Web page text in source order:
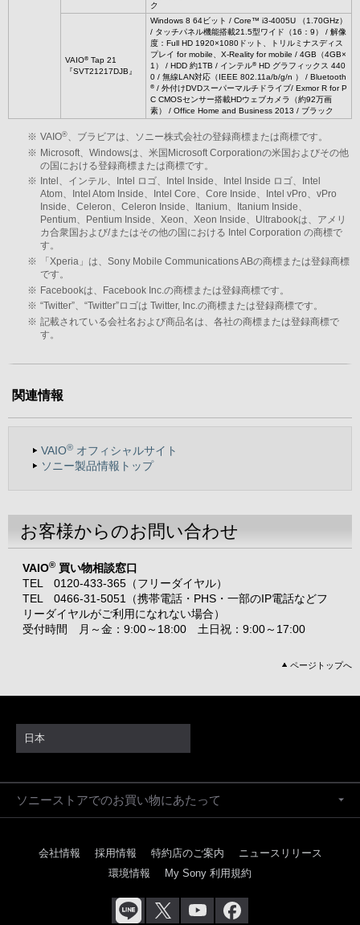
ク
VAIO® Tap 21
『SVT21217DJB』
Windows 8 64ビット / Core™ i3-4005U （1.70GHz）
/ タッチパネル機能搭載21.5型ワイド（16：9） / 解像
度：Full HD 1920×1080ドット、トリルミナスディス
プレイ for mobile、X-Reality for mobile / 4GB（4GB×
1） / HDD 約1TB / インテル® HD グラフィックス 440
0 / 無線LAN対応（IEEE 802.11a/b/g/n ） / Bluetooth
® / 外付けDVDスーパーマルチドライブ/ Exmor R for P
C CMOSセンサー搭載HDウェブカメラ（約92万画
素） / Office Home and Business 2013 / ブラック
※ VAIO®、ブラビアは、ソニー株式会社の登録商標または商標です。
※ Microsoft、Windowsは、米国Microsoft Corporationの米国およびその他
の国における登録商標または商標です。
※ Intel、インテル、Intel ロゴ、Intel Inside、Intel Inside ロゴ、Intel
Atom、Intel Atom Inside、Intel Core、Core Inside、Intel vPro、vPro
Inside、Celeron、Celeron Inside、Itanium、Itanium Inside、
Pentium、Pentium Inside、Xeon、Xeon Inside、Ultrabookは、アメリ
カ合衆国および/またはその他の国における Intel Corporation の商標で
す。
※
「Xperia」は、Sony Mobile Communications ABの商標または登録商標
です。
※ Facebookは、Facebook Inc.の商標または登録商標です。
※ “Twitter”、“Twitter”ロゴは Twitter, Inc.の商標または登録商標です。
※ 記載されている会社名および商品名は、各社の商標または登録商標で
す。
関連情報
VAIO® オフィシャルサイト
ソニー製品情報トップ
お客様からのお問い合わせ
VAIO® 買い物相談窓口
TEL 0120-433-365（フリーダイヤル）
TEL 0466-31-5051（携帯電話・PHS・一部のIP電話などフ
リーダイヤルがご利用になれない場合）
受付時間 月～金：9:00～18:00 土日祝：9:00～17:00
ページトップへ
日本
ソニーストアでのお買い物にあたって
会社情報 採用情報 特約店のご案内
ニュースリリース
環境情報
My Sony 利用規約